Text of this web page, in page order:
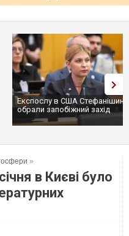
Експослу в США
обрали запобіжний захід
»
в Києві було